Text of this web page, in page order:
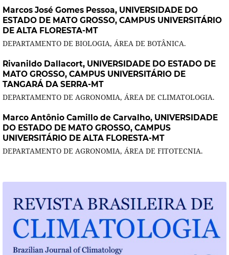
Marcos José Gomes Pessoa, UNIVERSIDADE DO
ESTADO DE MATO GROSSO, CAMPUS UNIVERSITÁRIO
DE ALTA FLORESTA-MT
DEPARTAMENTO DE BIOLOGIA, ÁREA DE BOTÂNICA.
Rivanildo Dallacort, UNIVERSIDADE DO ESTADO DE
MATO GROSSO, CAMPUS UNIVERSITÁRIO DE
TANGARÁ DA SERRA-MT
DEPARTAMENTO DE AGRONOMIA, ÁREA DE CLIMATOLOGIA.
Marco Antônio Camillo de Carvalho, UNIVERSIDADE
DO ESTADO DE MATO GROSSO, CAMPUS
UNIVERSITÁRIO DE ALTA FLORESTA-MT
DEPARTAMENTO DE AGRONOMIA, ÁREA DE FITOTECNIA.